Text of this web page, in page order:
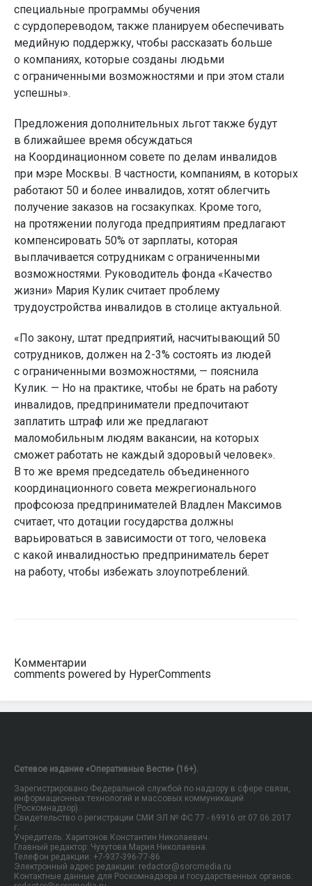
специальные программы обучения
с сурдопереводом, также планируем обеспечивать
медийную поддержку, чтобы рассказать больше
о компаниях, которые созданы людьми
с ограниченными возможностями и при этом стали
успешны».
Предложения дополнительных льгот также будут
в ближайшее время обсуждаться
на Координационном совете по делам инвалидов
при мэре Москвы. В частности, компаниям, в которых
работают 50 и более инвалидов, хотят облегчить
получение заказов на госзакупках. Кроме того,
на протяжении полугода предприятиям предлагают
компенсировать 50% от зарплаты, которая
выплачивается сотрудникам с ограниченными
возможностями. Руководитель фонда «Качество
жизни» Мария Кулик считает проблему
трудоустройства инвалидов в столице актуальной.
«По закону, штат предприятий, насчитывающий 50
сотрудников, должен на 2-3% состоять из людей
с ограниченными возможностями, — пояснила
Кулик. — Но на практике, чтобы не брать на работу
инвалидов, предприниматели предпочитают
заплатить штраф или же предлагают
маломобильным людям вакансии, на которых
сможет работать не каждый здоровый человек».
В то же время председатель объединенного
координационного совета межрегионального
профсоюза предпринимателей Владлен Максимов
считает, что дотации государства должны
варьироваться в зависимости от того, человека
с какой инвалидностью предприниматель берет
на работу, чтобы избежать злоупотреблений.
Комментарии
comments powered by HyperComments
Сетевое издание «Оперативные Вести» (16+).
Зарегистрировано Федеральной службой по надзору в сфере связи,
информационных технологий и массовых коммуникаций
(Роскомнадзор).
Свидетельство о регистрации СМИ ЭЛ № ФС 77 - 69916 от 07.06.2017
г.
Учредитель: Харитонов Константин Николаевич.
Главный редактор: Чухутова Мария Николаевна.
Телефон редакции: +7-937-396-77-86
Электронный адрес редакции: redactor@sorcmedia.ru
Контактные данные для Роскомнадзора и государственных органов: